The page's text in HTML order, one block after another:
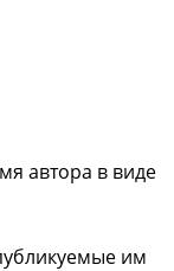
автора в виде
им